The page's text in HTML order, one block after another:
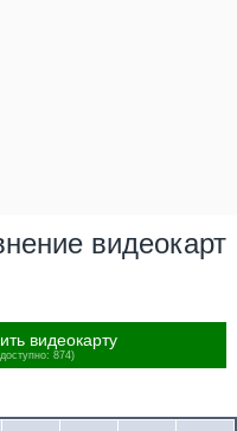
видеокарт
видеокарту
874)